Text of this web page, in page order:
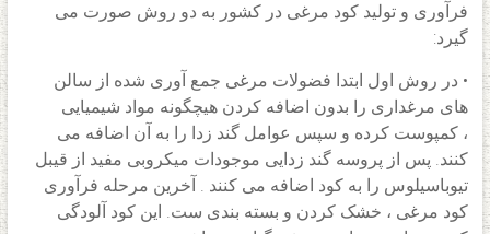
فرآوری و تولید کود مرغی در کشور به دو روش صورت می
گیرد:
• در روش اول ابتدا فضولات مرغی جمع آوری شده از سالن
های مرغداری را بدون اضافه کردن هیچگونه مواد شیمیایی
، کمپوست کرده و سپس عوامل گند زدا را به آن اضافه می
کنند. پس از پروسه گند زدایی موجودات میکروبی مفید از قیبل
تیوباسیلوس را به کود اضافه می کنند . آخرین مرحله فرآوری
کود مرغی ، خشک کردن و بسته بندی ست. این کود آلودگی